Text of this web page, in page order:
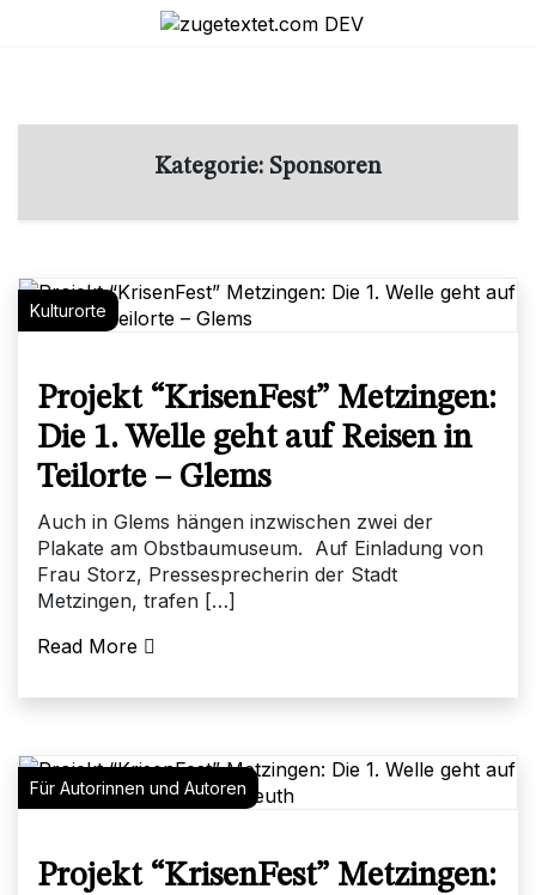
Kategorie: Sponsoren
Kulturorte
Projekt “KrisenFest” Metzingen:
Die 1. Welle geht auf Reisen in
Teilorte – Glems
Auch in Glems hängen inzwischen zwei der
Plakate am Obstbaumuseum. Auf Einladung von
Frau Storz, Pressesprecherin der Stadt
Metzingen, trafen […]
Read More
Für Autorinnen und Autoren
Projekt “KrisenFest” Metzingen: